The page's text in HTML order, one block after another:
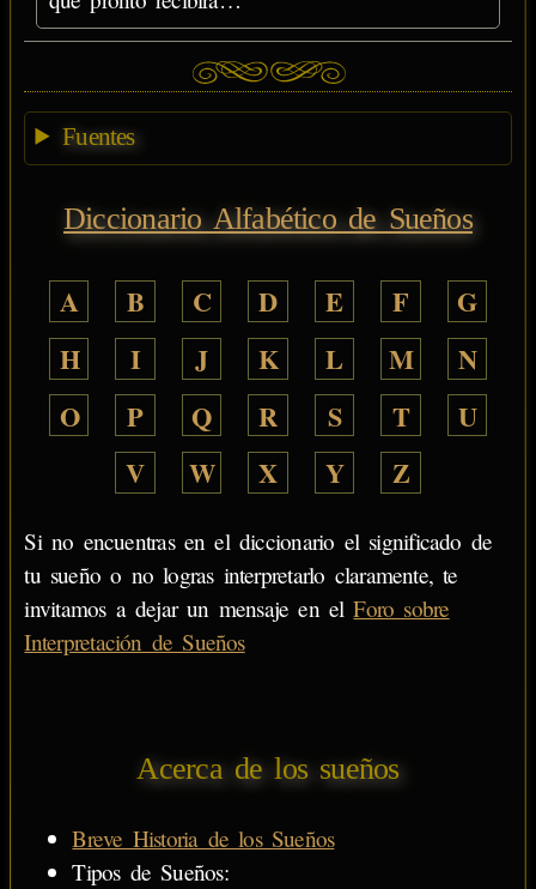
Fuentes
Diccionario Alfabético de Sueños
A B C D E F
G
H
I J K L M
N
O
P Q R S T
U
V
W X Y Z
Si no encuentras en el diccionario el significado de
tu sueño o no logras interpretarlo claramente, te
invitamos a dejar un mensaje en elForo sobre
Interpretación de Sueños
Acerca de los sueños
Breve Historia de los Sueños
Tipos de Sueños: